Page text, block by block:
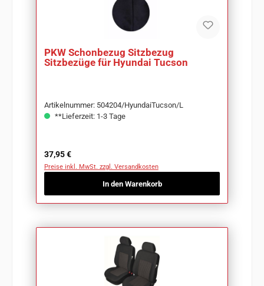
PKW Schonbezug Sitzbezug
Sitzbezüge für Hyundai Tucson
Artikelnummer: 504204/HyundaiTucson/L
**Lieferzeit: 1-3 Tage
Regulärer Preis:
37,95 €
Preise inkl. MwSt. zzgl. Versandkosten
In den Warenkorb